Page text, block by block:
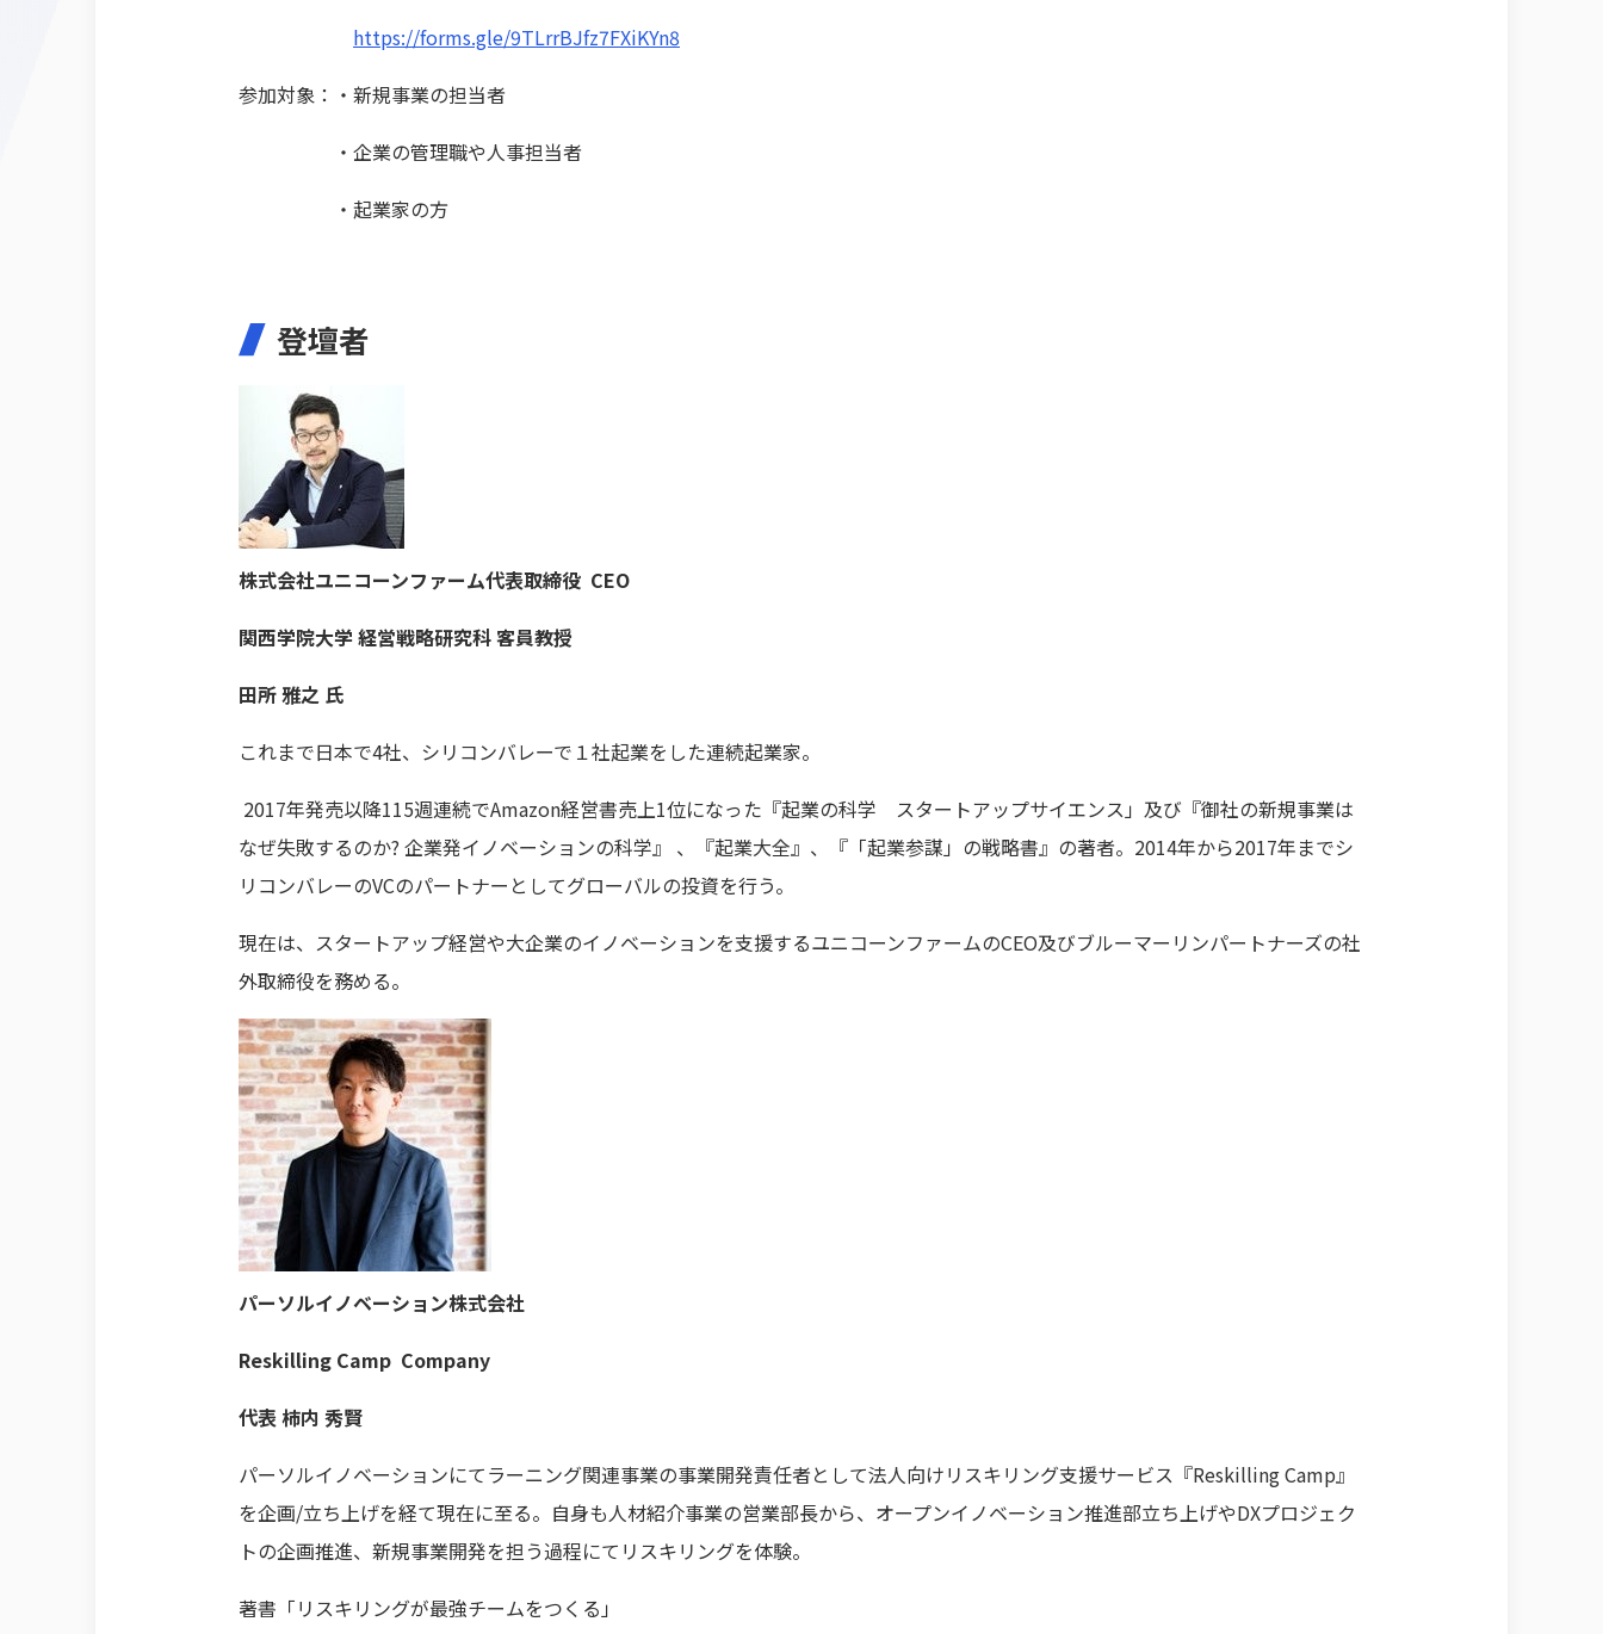
https://forms.gle/9TLrrBJfz7FXiKYn8
参加対象：・新規事業の担当者
・企業の管理職や人事担当者
・起業家の方
登壇者
株式会社ユニコーンファーム代表取締役 CEO
関西学院大学 経営戦略研究科 客員教授
田所 雅之 氏
これまで日本で4社、シリコンバレーで１社起業をした連続起業家。
2017年発売以降115週連続でAmazon経営書売上1位になった『起業の科学 スタートアップサイエンス」及び『御社の新規事業は
なぜ失敗するのか? 企業発イノベーションの科学』 、『起業大全』、『「起業参謀」の戦略書』の著者。2014年から2017年までシ
リコンバレーのVCのパートナーとしてグローバルの投資を行う。
現在は、スタートアップ経営や大企業のイノベーションを支援するユニコーンファームのCEO及びブルーマーリンパートナーズの社
外取締役を務める。
パーソルイノベーション株式会社
Reskilling Camp Company
代表 柿内 秀賢
パーソルイノベーションにてラーニング関連事業の事業開発責任者として法人向けリスキリング支援サービス『Reskilling Camp』
を企画/立ち上げを経て現在に至る。自身も人材紹介事業の営業部長から、オープンイノベーション推進部立ち上げやDXプロジェク
トの企画推進、新規事業開発を担う過程にてリスキリングを体験。
著書「リスキリングが最強チームをつくる」